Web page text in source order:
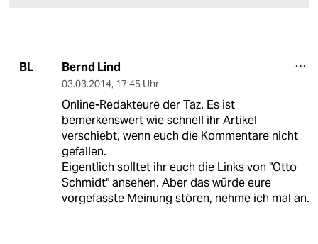
BL Bernd Lind
03.03.2014, 17:45 Uhr
Online-Redakteure der Taz. Es ist
bemerkenswert wie schnell ihr Artikel
verschiebt, wenn euch die Kommentare nicht
gefallen.
Eigentlich solltet ihr euch die Links von "Otto
Schmidt" ansehen. Aber das würde eure
vorgefasste Meinung stören, nehme ich mal an.